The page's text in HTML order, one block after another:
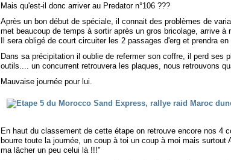
Mais qu'est-il donc arriver au Predator n°106 ???
Après un bon début de spéciale, il connait des problèmes de
met beaucoup de temps à sortir après un gros bricolage, arrive à
Il sera obligé de court circuiter les 2 passages d'erg et prendra en
Dans sa précipitation il oublie de refermer son coffre, il perd ses
outils.... un concurrent retrouvera les plaques, nous retrouvons
Mauvaise journée pour lui.
En haut du classement de cette étape on retrouve encore nos 4
bourre toute la journée, un coup à toi un coup à moi mais
ma lâcher un peu celui là !!!"